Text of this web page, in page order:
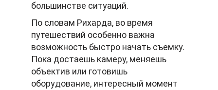
большинстве ситуаций.
По словам Рихарда, во время
путешествий особенно важна
возможность быстро начать съемку.
Пока достаешь камеру, меняешь
объектив или готовишь
оборудование, интересный момент